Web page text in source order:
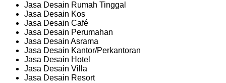
Jasa Desain Rumah Tinggal
Jasa Desain Kos
Jasa Desain Café
Jasa Desain Perumahan
Jasa Desain Asrama
Jasa Desain Kantor/Perkantoran
Jasa Desain Hotel
Jasa Desain Villa
Jasa Desain Resort